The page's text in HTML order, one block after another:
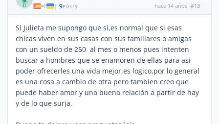
| 9POSTS hace 14 años #13
Si Julieta me supongo que si,es normal que si esas
chicas viven en sus casas con sus familiares o amigas
con un sueldo de 250  al mes o menos pues intenten
buscar a hombres que se enamoren de ellas para asi
poder ofrecerles una vida mejor,es logico,por lo general
es una cosa a cambio de otra pero tambien creo que
puede haber amor y una buena relación a partir de hay
y de lo que surja,